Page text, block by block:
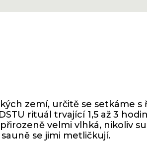
zemí, určitě se setkáme
rituál trvající 1,5 až 3
velmi vlhká, nikoliv
se jimi metličkují.